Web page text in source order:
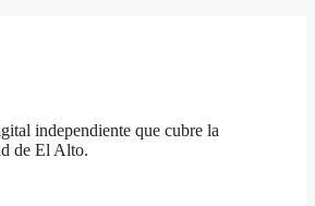
independiente que cubre la
de El Alto.